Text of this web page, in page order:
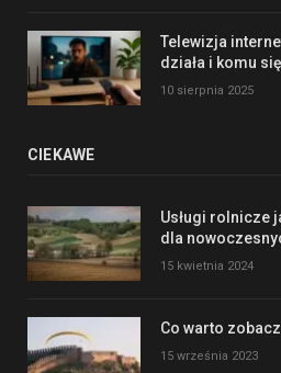
Telewizja
działa i komu
10 sierpnia 2025
CIEKAWE
Usługi rolnicze
dla
15 kwietnia 2024
Co warto
15 września 2023